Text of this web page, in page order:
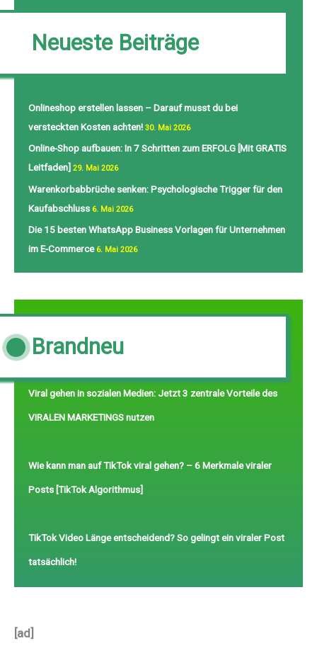
Neueste Beiträge
Onlineshop erstellen lassen – Darauf musst du bei
versteckten Kosten achten! 30. Mai 2026
Online-Shop aufbauen: In 7 Schritten zum ERFOLG [Mit GRATIS
Leitfaden] 29. Mai 2026
Warenkorbabbrüche senken: Psychologische Trigger für den
Kaufabschluss 6. Mai 2026
Die 15 besten WhatsApp Business Vorlagen für Unternehmen
im E-Commerce 6. Mai 2026
Brandneu
Viral gehen in sozialen Medien: Jetzt 3 zentrale Vorteile des
VIRALEN MARKETINGS nutzen
Wie kann man auf TikTok viral gehen? – 6 Merkmale viraler
Posts [TikTok Algorithmus]
TikTok Video Länge entscheidend? So gelingt ein viraler Post
tatsächlich!
[ad]